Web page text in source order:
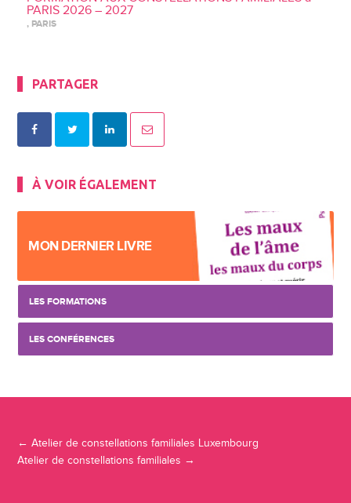
PARIS 2026 – 2027
, PARIS
PARTAGER
À VOIR ÉGALEMENT
MON DERNIER LIVRE
LES FORMATIONS
LES CONFÉRENCES
← Atelier de constellations familiales Luxembourg
Atelier de constellations familiales →